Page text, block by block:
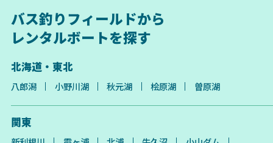
バス釣りフィールドから
レンタルボートを探す
北海道・東北
八郎潟 小野川湖 秋元湖 桧原湖 曽原湖
関東